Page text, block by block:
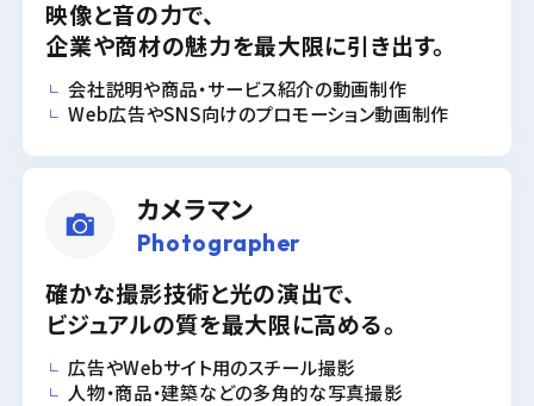
映像と音の力で、
企業や商材の魅力を最大限に引き出す。
会社説明や商品・サービス紹介の動画制作
Web広告やSNS向けのプロモーション動画制作
カメラマン
Photographer
確かな撮影技術と光の演出で、
ビジュアルの質を最大限に高める。
広告やWebサイト用のスチール撮影
人物・商品・建築などの多角的な写真撮影